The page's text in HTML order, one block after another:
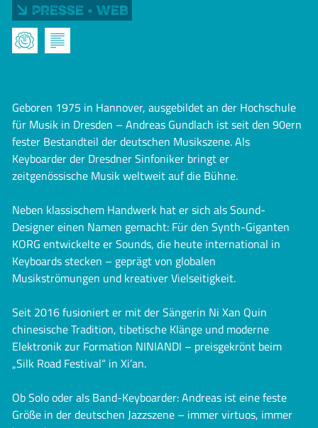
Presse • Web
Geboren 1975 in Hannover, ausgebildet an der Hochschule
für Musik in Dresden – Andreas Gundlach ist seit den 90ern
fester Bestandteil der deutschen Musikszene. Als
Keyboarder der Dresdner Sinfoniker bringt er
zeitgenössische Musik weltweit auf die Bühne.
Neben klassischem Handwerk hat er sich als Sound-
Designer einen Namen gemacht: Für den Synth-Giganten
KORG entwickelte er Sounds, die heute international in
Keyboards stecken – geprägt von globalen
Musikströmungen und kreativer Vielseitigkeit.
Seit 2016 fusioniert er mit der Sängerin Ni Xan Quin
chinesische Tradition, tibetische Klänge und moderne
Elektronik zur Formation NINIANDI – preisgekrönt beim
„Silk Road Festival“ in Xi’an.
Ob Solo oder als Band-Keyboarder: Andreas ist eine feste
Größe in der deutschen Jazzszene – immer virtuos, immer